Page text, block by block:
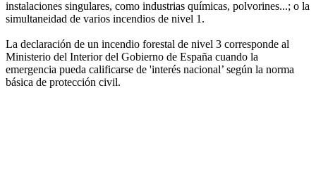
instalaciones singulares, como industrias químicas, polvorines...; o la
simultaneidad de varios incendios de nivel 1.
La declaración de un incendio forestal de nivel 3 corresponde al
Ministerio del Interior del Gobierno de España cuando la
emergencia pueda calificarse de 'interés nacional’ según la norma
básica de protección civil.